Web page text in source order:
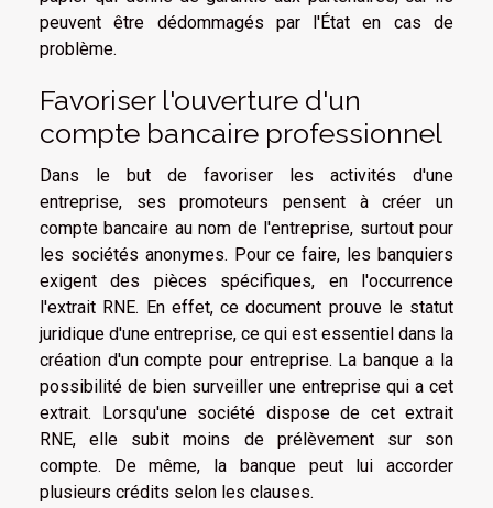
peuvent être dédommagés par l'État en cas de
problème.
Favoriser l'ouverture d'un
compte bancaire professionnel
Dans le but de favoriser les activités d'une
entreprise, ses promoteurs pensent à créer un
compte bancaire au nom de l'entreprise, surtout pour
les sociétés anonymes. Pour ce faire, les banquiers
exigent des pièces spécifiques, en l'occurrence
l'extrait RNE. En effet, ce document prouve le statut
juridique d'une entreprise, ce qui est essentiel dans la
création d'un compte pour entreprise. La banque a la
possibilité de bien surveiller une entreprise qui a cet
extrait. Lorsqu'une société dispose de cet extrait
RNE, elle subit moins de prélèvement sur son
compte. De même, la banque peut lui accorder
plusieurs crédits selon les clauses.